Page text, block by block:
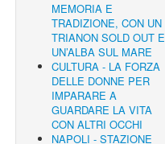
MEMORIA E
TRADIZIONE, CON UN
TRIANON SOLD OUT E
UN’ALBA SUL MARE
CULTURA - LA FORZA
DELLE DONNE PER
IMPARARE A
GUARDARE LA VITA
CON ALTRI OCCHI
NAPOLI - STAZIONE